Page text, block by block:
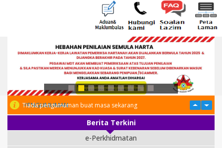
PENGUMUMAN
Tiada pengumuman buat masa sekarang
Berita Terkini
e-Perkhidmatan